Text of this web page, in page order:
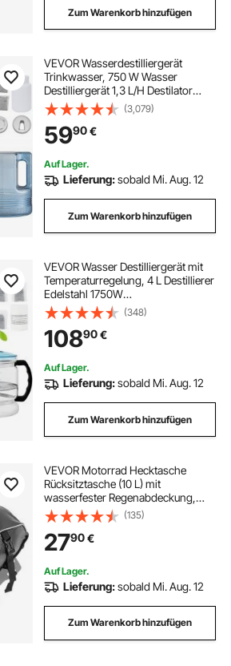
Zum Warenkorb hinzufügen
VEVOR Wasserdestilliergerät
Trinkwasser, 750 W Wasser
Destilliergerät 1,3 L/H Destilator
Wasser Destilliergerät, 304
Edelstahl weißes Destilliermaschine
mit Handgriff, Thermostat
(3,079)
5990€
Auf Lager.
Lieferung:sobald Mi. Aug. 12
Zum Warenkorb hinzufügen
VEVOR Wasser Destilliergerät mit
Temperaturregelung, 4 L Destillierer
Edelstahl 1750W
Wasserdestilliergerät Reine Wasser
Distiller mit Glaskanne, 1,5 L/Std.
Destillationsapparatur Water
Distiller
(348)
10890€
Auf Lager.
Lieferung:sobald Mi. Aug. 12
Zum Warenkorb hinzufügen
VEVOR Motorrad Hecktasche
Rücksitztasche (10 L) mit
wasserfester Regenabdeckung,
Motorrad-Gepäckaufbewahrung,
Gepäckträgertasche mit
Schultergurt & Innentasche,
Motorradgepäck Schwarz
(135)
2790€
Auf Lager.
Lieferung:sobald Mi. Aug. 12
Zum Warenkorb hinzufügen